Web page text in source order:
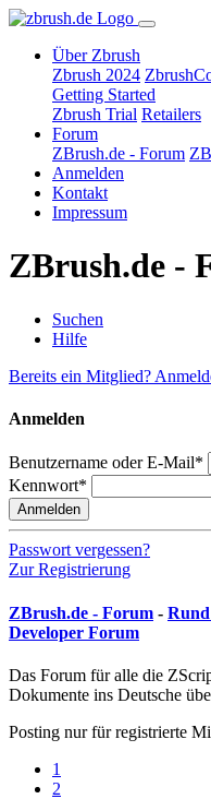
Über Zbrush
Zbrush 2024
Getting Started
Zbrush Trial Retailers
Forum
ZBrush.de - Forum
Anmelden
Kontakt
Impressum
ZBrush.de -
Suchen
Hilfe
Bereits ein Mitglied?
Anmelden
Benutzername oder E-Mail*
Kennwort*
Anmelden
Passwort vergessen?
Zur Registrierung
ZBrush.de - Forum -
Developer Forum
Das Forum für alle die
Dokumente ins Deutsche
Posting nur für registrierte
1
2